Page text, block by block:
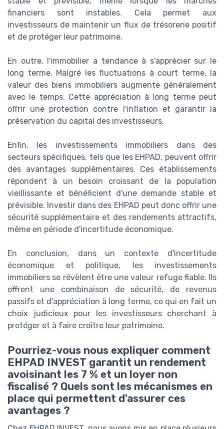
financiers sont instables. Cela permet aux
investisseurs de maintenir un flux de trésorerie positif
et de protéger leur patrimoine.
En outre, l'immobilier a tendance à s'apprécier sur le
long terme. Malgré les fluctuations à court terme, la
valeur des biens immobiliers augmente généralement
avec le temps. Cette appréciation à long terme peut
offrir une protection contre l'inflation et garantir la
préservation du capital des investisseurs.
Enfin, les investissements immobiliers dans des
secteurs spécifiques, tels que les EHPAD, peuvent offrir
des avantages supplémentaires. Ces établissements
répondent à un besoin croissant de la population
vieillissante et bénéficient d'une demande stable et
prévisible. Investir dans des EHPAD peut donc offrir une
sécurité supplémentaire et des rendements attractifs,
même en période d'incertitude économique.
En conclusion, dans un contexte d'incertitude
économique et politique, les investissements
immobiliers se révèlent être une valeur refuge fiable. Ils
offrent une combinaison de sécurité, de revenus
passifs et d'appréciation à long terme, ce qui en fait un
choix judicieux pour les investisseurs cherchant à
protéger et à faire croître leur patrimoine.
Pourriez-vous nous expliquer comment
EHPAD INVEST garantit un rendement
avoisinant les 7 % et un loyer non
fiscalisé ? Quels sont les mécanismes en
place qui permettent d'assurer ces
avantages ?